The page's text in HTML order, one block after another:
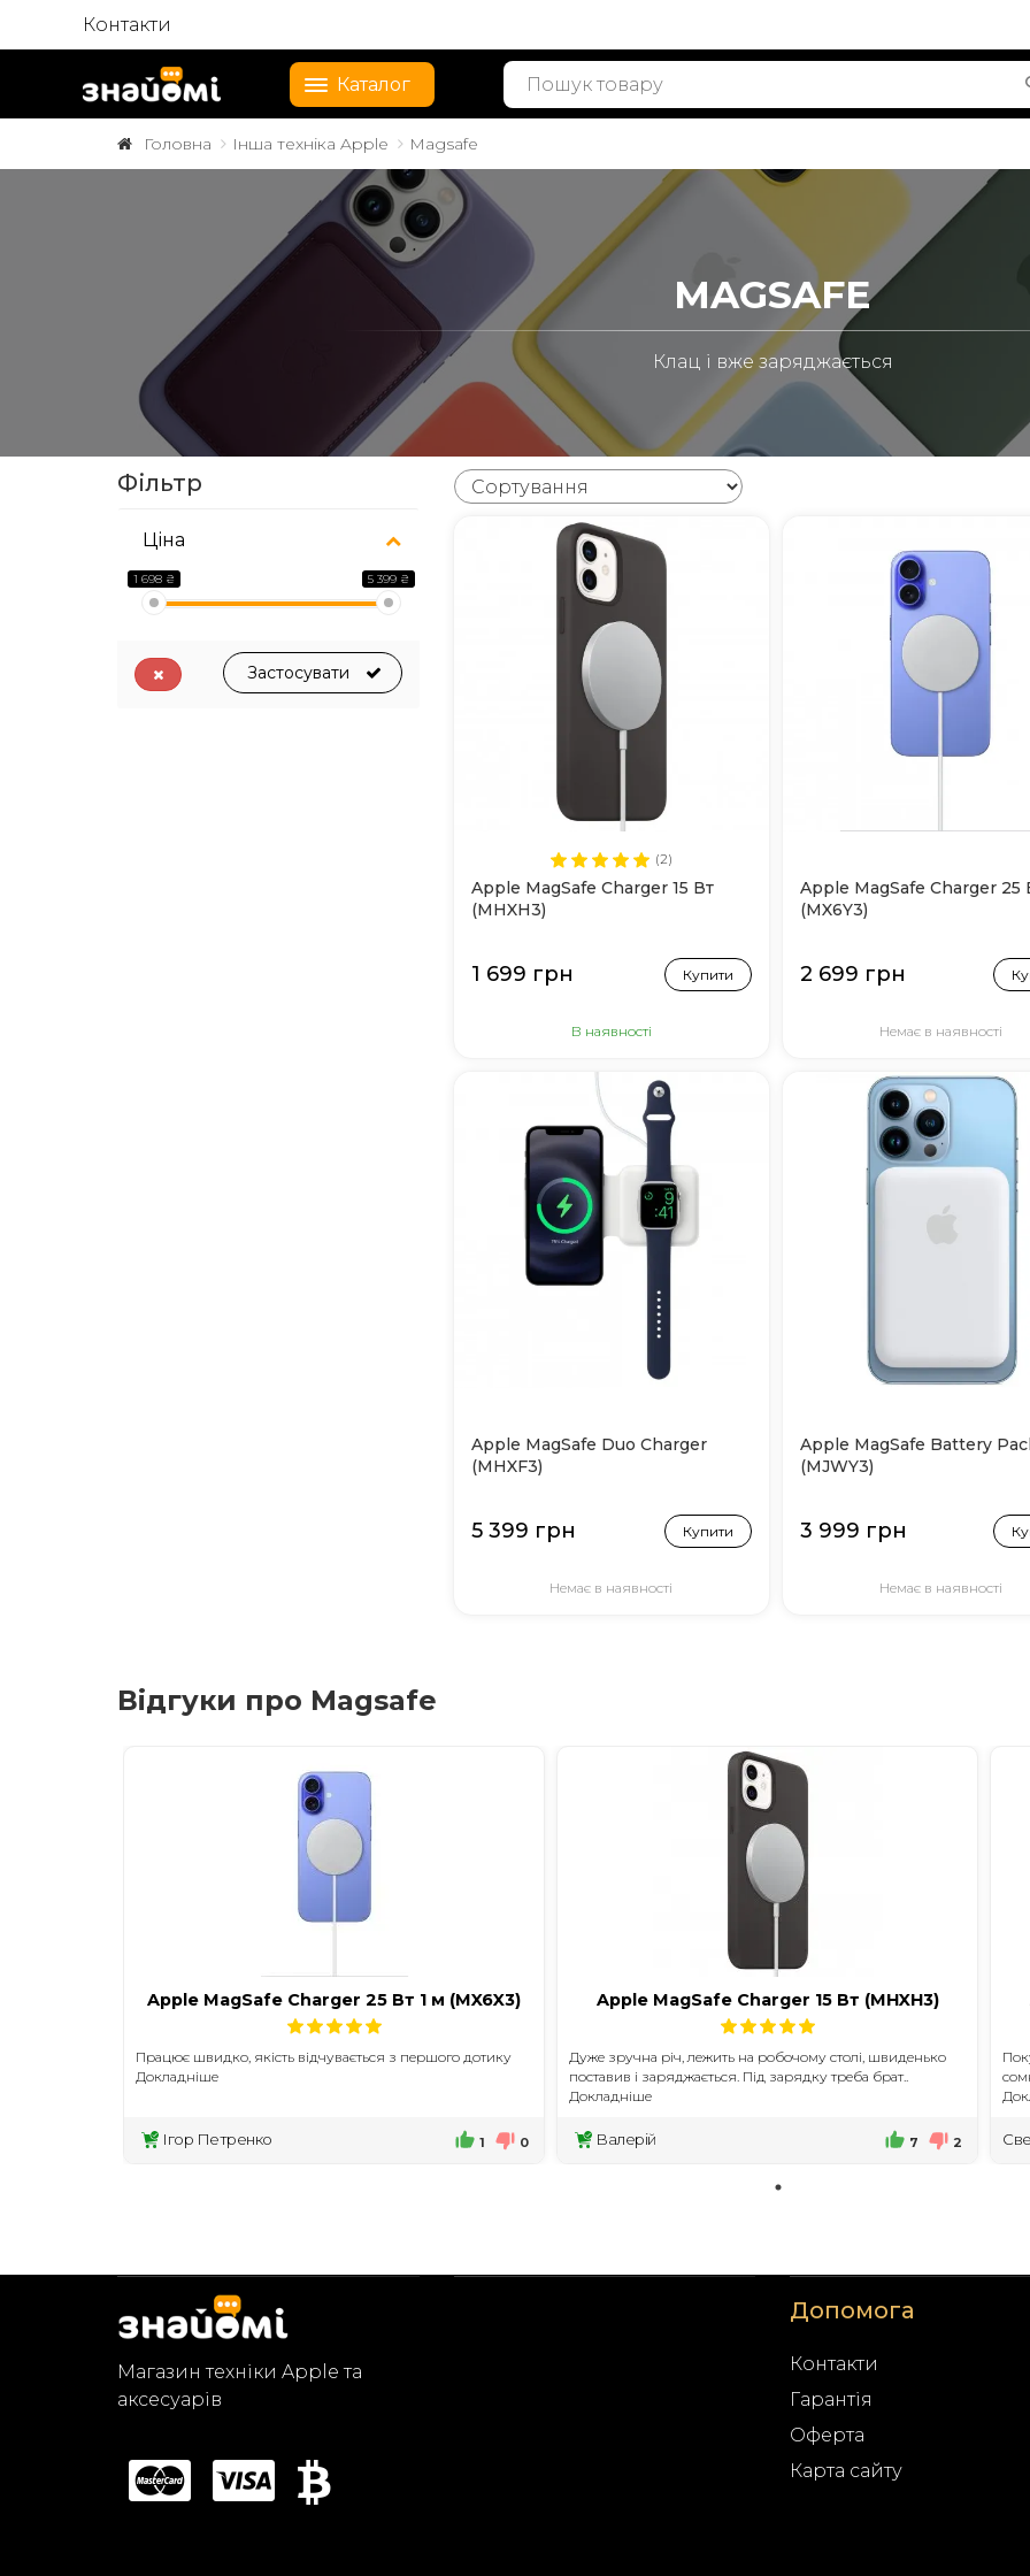
Контакти
Каталог
Головна Інша техніка Apple Magsafe
MAGSAFE
Клац і вже заряджається
Фільтр
Ціна
1 698 ₴ 5 399 ₴
Застосувати
(2)
Apple MagSafe Charger 15 Вт
(MHXH3)
1 699 грн Купити
В наявності
Apple MagSafe Charger 25
(MX6Y3)
2 699 грн
Немає в наявності
Apple MagSafe Duo Charger
(MHXF3)
5 399 грн Купити
Немає в наявності
Apple MagSafe Battery
(MJWY3)
3 999 грн
Немає в наявності
Відгуки про Magsafe
Apple MagSafe Charger 25 Вт 1 м (MX6X3)
Працює швидко, якість відчувається з першого дотику
Докладніше
Ігор Петренко 1 0
Apple MagSafe Charger 15 Вт (MHXH3)
Дуже зручна річ, лежить на робочому столі, швиденько
поставив і заряджається. Під зарядку треба брат..
Докладніше
Валерій 7 2
Магазин техніки Apple та
аксесуарів
Допомога
Контакти
Гарантія
Оферта
Карта сайту